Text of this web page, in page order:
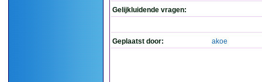
Gelijkluidende vragen:
Geplaatst door: akoe